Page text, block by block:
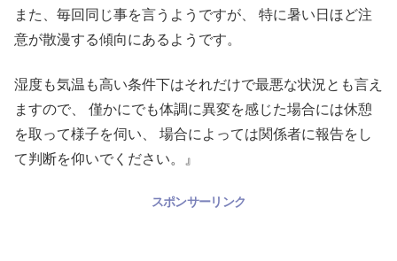
また、毎回同じ事を言うようですが、 特に暑い日ほど注
意が散漫する傾向にあるようです。
湿度も気温も高い条件下はそれだけで最悪な状況とも言え
ますので、 僅かにでも体調に異変を感じた場合には休憩
を取って様子を伺い、 場合によっては関係者に報告をし
て判断を仰いでください。』
スポンサーリンク